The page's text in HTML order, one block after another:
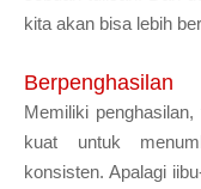
kita akan bisa lebih
Berpenghasilan
Memiliki
kuat untuk
konsisten. Apalagi